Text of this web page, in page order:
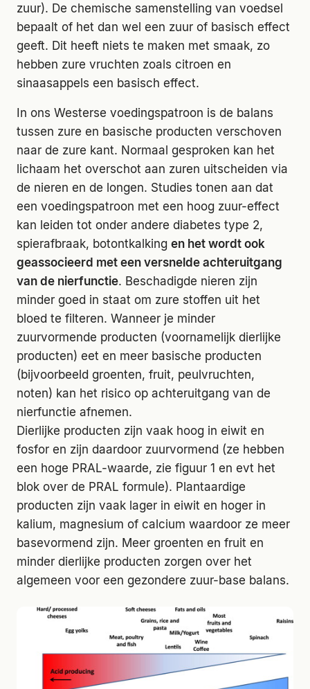
zuur). De chemische samenstelling van voedsel
bepaalt of het dan wel een zuur of basisch effect
geeft. Dit heeft niets te maken met smaak, zo
hebben zure vruchten zoals citroen en
sinaasappels een basisch effect.
In ons Westerse voedingspatroon is de balans
tussen zure en basische producten verschoven
naar de zure kant. Normaal gesproken kan het
lichaam het overschot aan zuren uitscheiden via
de nieren en de longen. Studies tonen aan dat
een voedingspatroon met een hoog zuur-effect
kan leiden tot onder andere diabetes type 2,
spierafbraak, botontkalking en het wordt ook
geassocieerd met een versnelde achteruitgang
van de nierfunctie. Beschadigde nieren zijn
minder goed in staat om zure stoffen uit het
bloed te filteren. Wanneer je minder
zuurvormende producten (voornamelijk dierlijke
producten) eet en meer basische producten
(bijvoorbeeld groenten, fruit, peulvruchten,
noten) kan het risico op achteruitgang van de
nierfunctie afnemen.
Dierlijke producten zijn vaak hoog in eiwit en
fosfor en zijn daardoor zuurvormend (ze hebben
een hoge PRAL-waarde, zie figuur 1 en evt het
blok over de PRAL formule). Plantaardige
producten zijn vaak lager in eiwit en hoger in
kalium, magnesium of calcium waardoor ze meer
basevormend zijn. Meer groenten en fruit en
minder dierlijke producten zorgen over het
algemeen voor een gezondere zuur-base balans.